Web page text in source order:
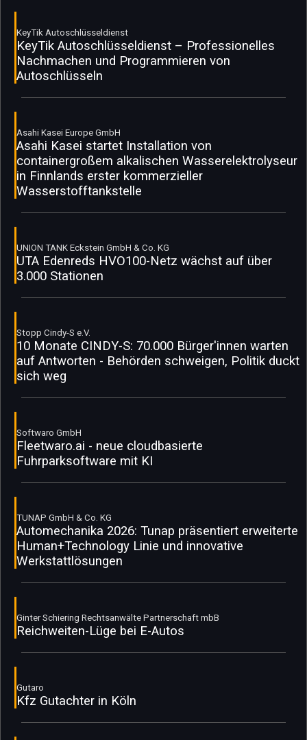
KeyTik Autoschlüsseldienst
KeyTik Autoschlüsseldienst – Professionelles
Nachmachen und Programmieren von
Autoschlüsseln
Asahi Kasei Europe GmbH
Asahi Kasei startet Installation von
containergroßem alkalischen Wasserelektrolyseur
in Finnlands erster kommerzieller
Wasserstofftankstelle
UNION TANK Eckstein GmbH & Co. KG
UTA Edenreds HVO100-Netz wächst auf über
3.000 Stationen
Stopp Cindy-S e.V.
10 Monate CINDY-S: 70.000 Bürger'innen warten
auf Antworten - Behörden schweigen, Politik duckt
sich weg
Softwaro GmbH
Fleetwaro.ai - neue cloudbasierte
Fuhrparksoftware mit KI
TUNAP GmbH & Co. KG
Automechanika 2026: Tunap präsentiert erweiterte
Human+Technology Linie und innovative
Werkstattlösungen
Ginter Schiering Rechtsanwälte Partnerschaft mbB
Reichweiten-Lüge bei E-Autos
Gutaro
Kfz Gutachter in Köln